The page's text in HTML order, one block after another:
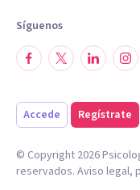
Síguenos
Accede Regístrate
© Copyright 2026
reservados. Aviso legal,